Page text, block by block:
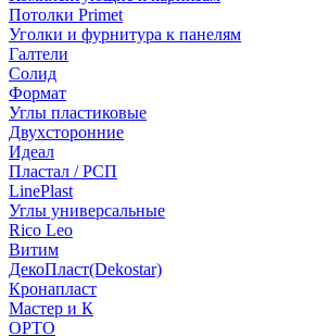
Потолки Primet
Уголки и фурнитура к панелям
Галтели
Солид
Формат
Углы пластиковые
Двухсторонние
Идеал
Пластал / РСП
LinePlast
Углы универсальные
Rico Leo
Витим
ДекоПласт(Dekostar)
Кронапласт
Мастер и К
ОРТО